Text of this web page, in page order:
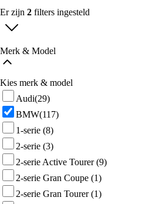
Er zijn 2 filters ingesteld
Merk & Model
Kies merk & model
Audi(29)
BMW(117)
1-serie (8)
2-serie (3)
2-serie Active Tourer(9)
2-serie Gran Coupe (1)
2-serie Gran Tourer(1)